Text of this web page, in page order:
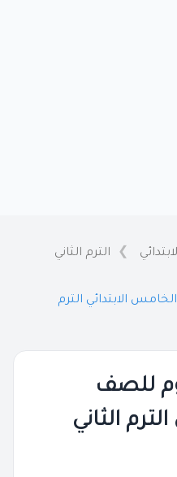
الترم الثاني
الابتدائي الترم
للصف
الثاني